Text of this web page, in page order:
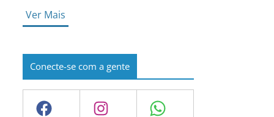
Ver Mais
Conecte-se com a gente
Facebook Instagram WhatsApp